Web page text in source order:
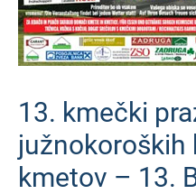
13. kmečki
južnokoroških
kmetov – 13.